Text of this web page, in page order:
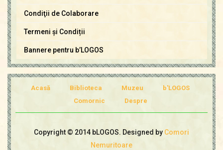
u
o
e
Condiţii de Colaborare
Termeni și Condiții
Bannere pentru b’LOGOS
Acasă Biblioteca Muzeu
b'LOGOS
Comornic
Despre
Copyright © 2014 bLOGOS. Designed by Comori
Nemuritoare